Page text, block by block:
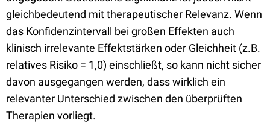
gleichbedeutend mit therapeutischer Relevanz. Wenn
das Konfidenzintervall bei großen Effekten auch
klinisch irrelevante Effektstärken oder Gleichheit (z.B.
relatives Risiko = 1,0) einschließt, so kann nicht sicher
davon ausgegangen werden, dass wirklich ein
relevanter Unterschied zwischen den überprüften
Therapien vorliegt.